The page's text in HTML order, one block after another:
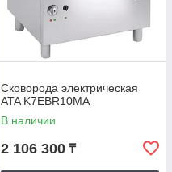
Сковорода электрическая
ATA K7EBR10MA
В наличии
2 106 300 ₸